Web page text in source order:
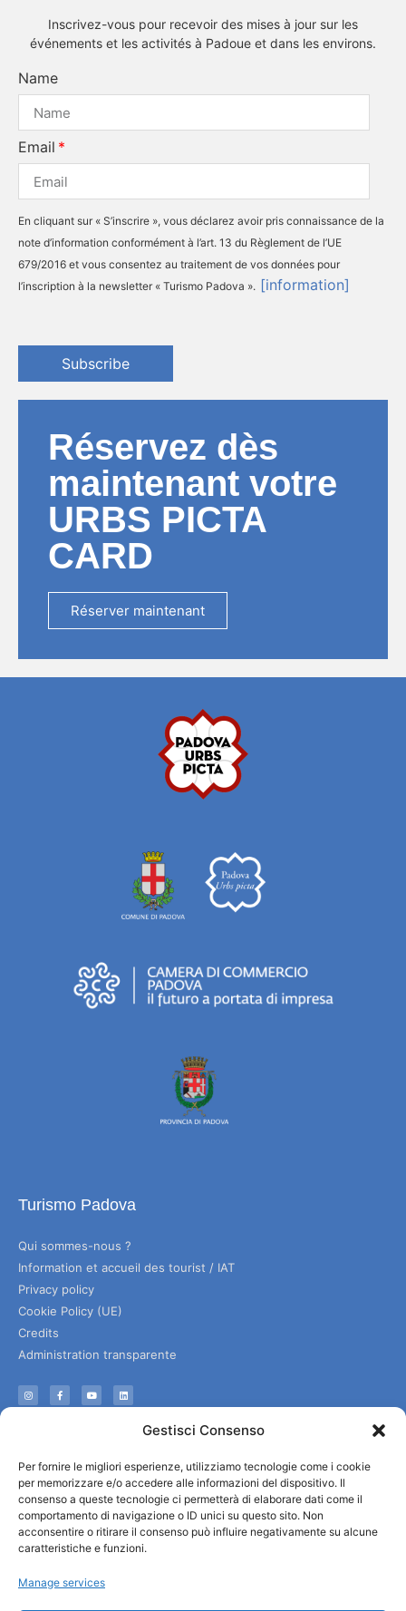
Gestisci Consenso
Per fornire le migliori esperienze, utilizziamo tecnologie come i cookie
per memorizzare e/o accedere alle informazioni del dispositivo. Il
consenso a queste tecnologie ci permetterà di elaborare dati come il
comportamento di navigazione o ID unici su questo sito. Non
acconsentire o ritirare il consenso può influire negativamente su alcune
caratteristiche e funzioni.
Manage services
Inscrivez-vous pour recevoir des mises à jour sur les
événements et les activités à Padoue et dans les environs.
Name
Email
En cliquant sur « S’inscrire », vous déclarez avoir pris connaissance de la
note d’information conformément à l’art. 13 du Règlement de l’UE
679/2016 et vous consentez au traitement de vos données pour
l’inscription à la newsletter « Turismo Padova ». [information]
Subscribe
Réservez dès
maintenant votre
URBS PICTA
CARD
Réserver maintenant
Turismo Padova
Qui sommes-nous ?
Information et accueil des tourist / IAT
Privacy policy
Cookie Policy (UE)
Credits
Administration transparente
Information
Services utiles
Télécharger les brochures